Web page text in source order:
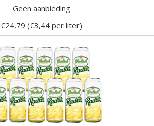
Geen aanbieding
€24,79 (€3,44 per liter)